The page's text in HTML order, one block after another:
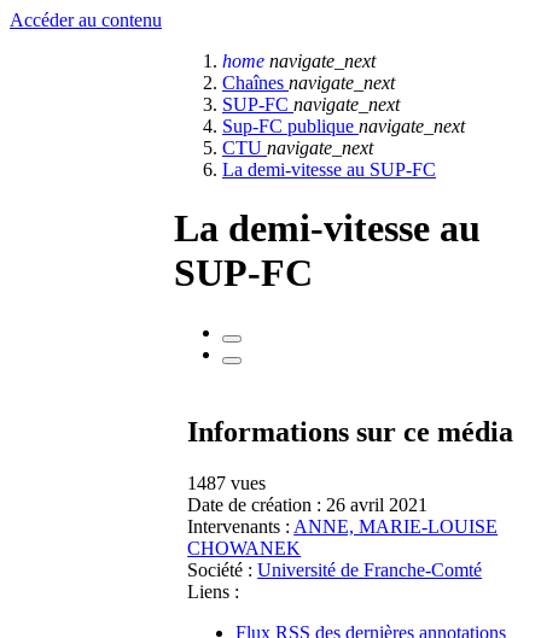
Accéder au contenu
home navigate_next
Chaînes navigate_next
SUP-FC navigate_next
Sup-FC publique navigate_next
CTU navigate_next
La demi-vitesse au SUP-FC
La demi-vitesse au
SUP-FC
Informations sur ce média
1487 vues
Date de création : 26 avril 2021
Intervenants : ANNE, MARIE-LOUISE
CHOWANEK
Société : Université de Franche-Comté
Liens :
Flux RSS des dernières annotations